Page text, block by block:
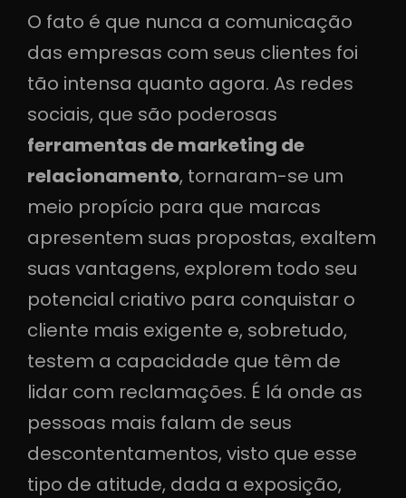
O fato é que nunca a comunicação
das empresas com seus clientes foi
tão intensa quanto agora. As redes
sociais, que são poderosas
ferramentas de marketing de
relacionamento, tornaram-se um
meio propício para que marcas
apresentem suas propostas, exaltem
suas vantagens, explorem todo seu
potencial criativo para conquistar o
cliente mais exigente e, sobretudo,
testem a capacidade que têm de
lidar com reclamações. É lá onde as
pessoas mais falam de seus
descontentamentos, visto que esse
tipo de atitude, dada a exposição,